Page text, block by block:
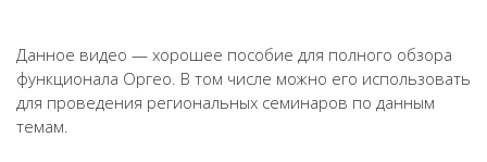
Данное видео — хорошее пособие для полного обзора
функционала Оргео. В том числе можно его использовать
для проведения региональных семинаров по данным
темам.